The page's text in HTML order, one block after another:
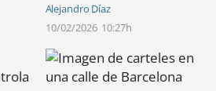
Alejandro Díaz
10/02/2026 10:27h